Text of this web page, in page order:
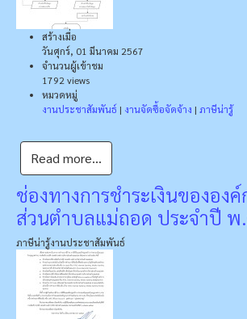
สร้างเมื่อ
วันศุกร์, 01 มีนาคม 2567
จำนวนผู้เข้าชม
1792 views
หมวดหมู่
งานประชาสัมพันธ์ | งานจัดซื้อจัดจ้าง | ภาษีน่ารู้
Read more...
ช่องทางการชำระเงินขององ
ส่วนตำบลแม่ถอด ประจำปี พ
ภาษีน่ารู้งานประชาสัมพันธ์